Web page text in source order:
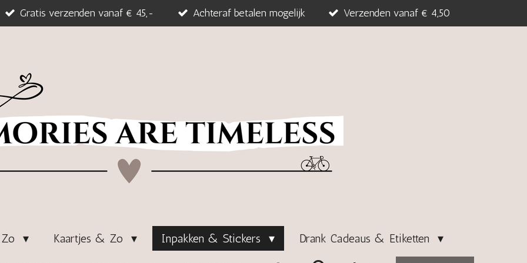
Gratis verzenden vanaf € 45,- Achteraf betalen mogelijk Verzenden vanaf € 4,50
Kaartjes & Zo Inpakken & Stickers Drank Cadeaus & Etiketten